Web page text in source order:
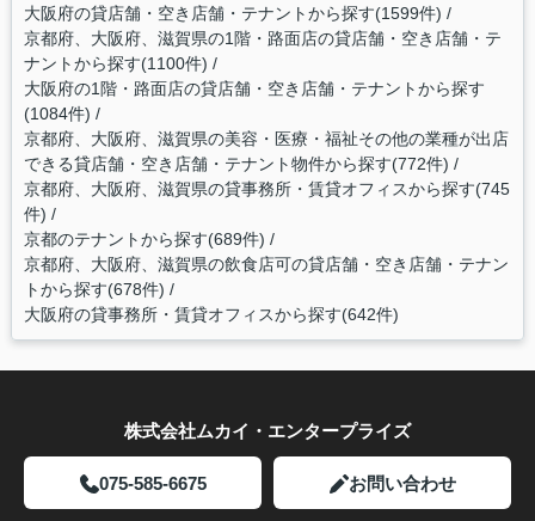
大阪府の貸店舗・空き店舗・テナントから探す(1599件)
京都府、大阪府、滋賀県の1階・路面店の貸店舗・空き店舗・テ
ナントから探す(1100件)
大阪府の1階・路面店の貸店舗・空き店舗・テナントから探す
(1084件)
京都府、大阪府、滋賀県の美容・医療・福祉その他の業種が出店
できる貸店舗・空き店舗・テナント物件から探す(772件)
京都府、大阪府、滋賀県の貸事務所・賃貸オフィスから探す(745
件)
京都のテナントから探す(689件)
京都府、大阪府、滋賀県の飲食店可の貸店舗・空き店舗・テナン
トから探す(678件)
大阪府の貸事務所・賃貸オフィスから探す(642件)
株式会社ムカイ・エンタープライズ
075-585-6675 お問い合わせ